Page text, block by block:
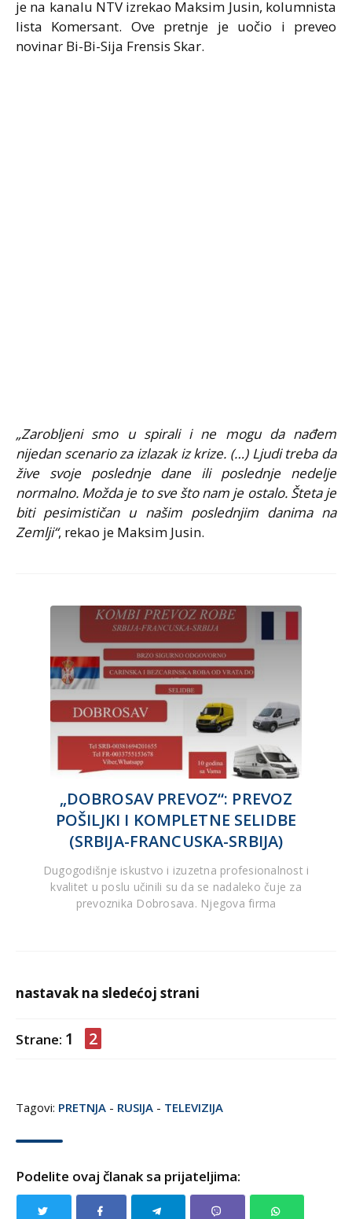
je na kanalu NTV izrekao Maksim Jusin, kolumnista
lista Komersant. Ove pretnje je uočio i preveo
novinar Bi-Bi-Sija Frensis Skar.
„Zarobljeni smo u spirali i ne mogu da nađem
nijedan scenario za izlazak iz krize. (…) Ljudi treba da
žive svoje poslednje dane ili poslednje nedelje
normalno. Možda je to sve što nam je ostalo. Šteta je
biti pesimističan u našim poslednjim danima na
Zemlji“, rekao je Maksim Jusin.
„DOBROSAV PREVOZ“: PREVOZ
POŠILJKI I KOMPLETNE SELIDBE
(SRBIJA-FRANCUSKA-SRBIJA)
Dugogodišnje iskustvo i izuzetna profesionalnost i
kvalitet u poslu učinili su da se nadaleko čuje za
prevoznika Dobrosava. Njegova firma
nastavak na sledećoj strani
Strane: 1 2
Tagovi: PRETNJA - RUSIJA - TELEVIZIJA
Podelite ovaj članak sa prijateljima: